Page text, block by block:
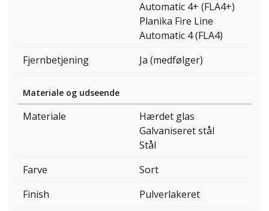
Automatic 4+ (FLA4+)
Planika Fire Line
Automatic 4 (FLA4)
Fjernbetjening
Ja (medfølger)
Materiale og udseende
Materiale
Hærdet glas
Galvaniseret stål
Stål
Farve
Sort
Finish
Pulverlakeret